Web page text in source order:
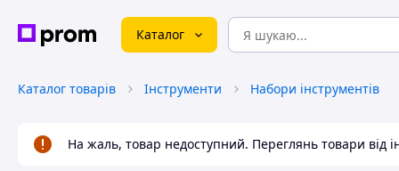
Каталог
Каталог товарів Інструменти Набори інструментів
На жаль, товар недоступний. Переглянь товари від